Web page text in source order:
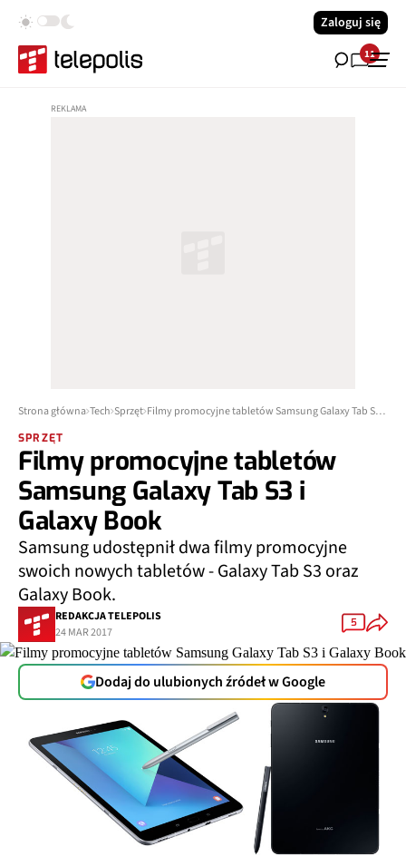
Zaloguj się
11
Strona główna Tech Sprzęt Filmy promocyjne tabletów Samsung Galaxy Tab S3 i Galaxy Book
SPRZĘT
Filmy promocyjne tabletów
Samsung Galaxy Tab S3 i
Galaxy Book
Samsung udostępnił dwa filmy promocyjne
swoich nowych tabletów - Galaxy Tab S3 oraz
Galaxy Book.
REDAKCJA TELEPOLIS
24 MAR 2017
5
Dodaj do ulubionych źródeł w Google